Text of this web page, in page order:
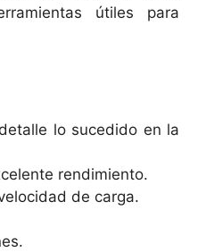
útiles para
lo sucedido en la
rendimiento.
de carga.